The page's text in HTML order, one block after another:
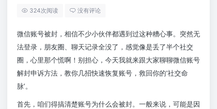
324次阅读 没有评论
微信账号被封，相信不少小伙伴都遇到过这种糟心事。突然无
法登录，朋友圈、聊天记录全没了，感觉像是丢了半个社交
圈，心里那个慌啊！别担心，今天我就来跟大家聊聊微信账号
解封申诉方法，教你几招快速恢复账号，救回你的‘社交命
脉’。
首先，咱们得搞清楚账号为什么会被封。一般来说，可能是因